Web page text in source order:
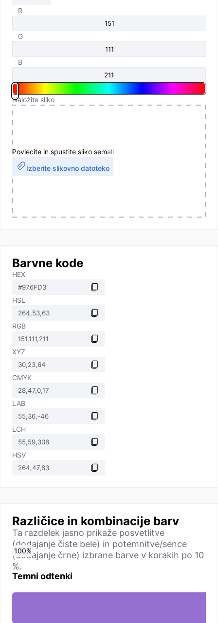
R
G
B
Naložite sliko
Povlecite in spustite sliko semali
Izberite slikovno datoteko
Barvne kode
HEX
HSL
RGB
XYZ
CMYK
LAB
LCH
HSV
Različice in kombinacije barv
Ta razdelek jasno prikaže posvetlitve
(dodajanje čiste bele) in potemnitve/sence
(dodajanje črne) izbrane barve v korakih po 10
%.
Temni odtenki
0%
10%
20%
30%
40%
50%
60%
70%
80%
90%
100%